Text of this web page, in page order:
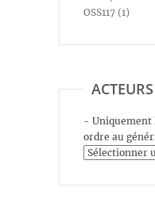
OSS117 (1)
- Uniquement
ordre au